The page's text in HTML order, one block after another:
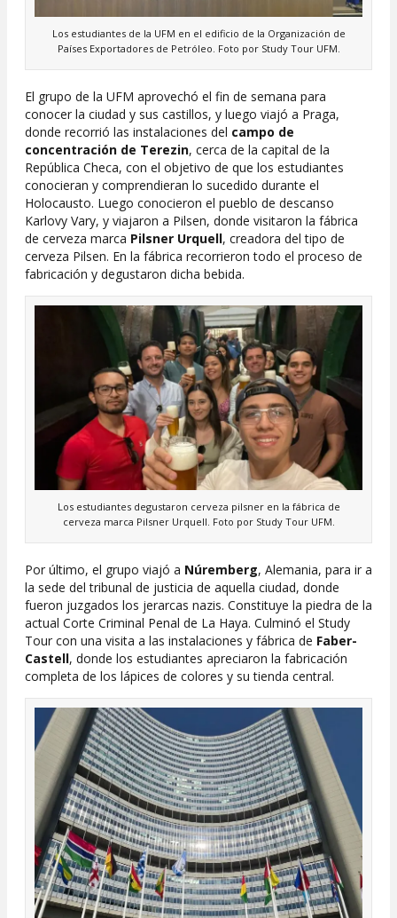
Los estudiantes de la UFM en el edificio de la Organización de
Países Exportadores de Petróleo. Foto por Study Tour UFM.
El grupo de la UFM aprovechó el fin de semana para
conocer la ciudad y sus castillos, y luego viajó a Praga,
donde recorrió las instalaciones del campo de
concentración de Terezin, cerca de la capital de la
República Checa, con el objetivo de que los estudiantes
conocieran y comprendieran lo sucedido durante el
Holocausto. Luego conocieron el pueblo de descanso
Karlovy Vary, y viajaron a Pilsen, donde visitaron la fábrica
de cerveza marca Pilsner Urquell, creadora del tipo de
cerveza Pilsen. En la fábrica recorrieron todo el proceso de
fabricación y degustaron dicha bebida.
Los estudiantes degustaron cerveza pilsner en la fábrica de
cerveza marca Pilsner Urquell. Foto por Study Tour UFM.
Por último, el grupo viajó a Núremberg, Alemania, para ir a
la sede del tribunal de justicia de aquella ciudad, donde
fueron juzgados los jerarcas nazis. Constituye la piedra de la
actual Corte Criminal Penal de La Haya. Culminó el Study
Tour con una visita a las instalaciones y fábrica de Faber-
Castell, donde los estudiantes apreciaron la fabricación
completa de los lápices de colores y su tienda central.